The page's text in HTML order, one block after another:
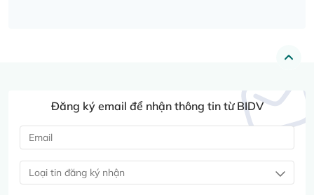
Đăng ký email để nhận thông tin từ BIDV
Loại tin đăng ký nhận